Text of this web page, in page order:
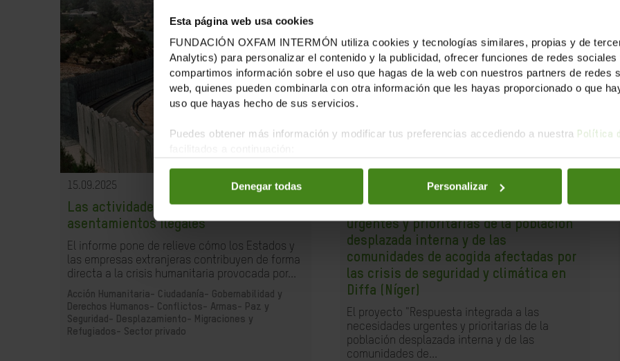
Esta página web usa cookies
FUNDACIÓN OXFAM INTERMÓN utiliza cookies y tecnologías similares, propias y de
Analytics) para personalizar el contenido y la publicidad, ofrecer funciones de redes
compartimos información sobre el uso que hagas de la web con nuestros partners de redes
web, quienes pueden combinarla con otra información que les hayas proporcionado o que
uso que hayas hecho de sus servicios.
Puedes obtener más información y modificar tus preferencias accediendo a nuestra Política
Denegar todas Personalizar
15.09.2025
Las actividades comerciales con los
asentamientos ilegales
El informe pone de relieve cómo los Estados y
las empresas extranjeras contribuyen de forma
directa a la crisis humanitaria provocada por...
Acción Humanitaria- Ciudadanía- Gobernabilidad y
Derechos Humanos- Conflictos- Armas- Paz y
Seguridad- Desplazamiento- Migraciones y
Refugiados- Sector privado
Respuesta integrada a las necesidades
urgentes y prioritarias de la población
desplazada interna y de las
comunidades de acogida afectadas por
las crisis de seguridad y climática en
Diffa (Níger)
El proyecto "Respuesta integrada a las
necesidades urgentes y prioritarias de la
población desplazada interna y de las
comunidades de...